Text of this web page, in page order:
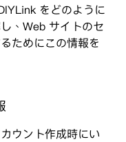
をどのように
、Web サイトのセ
ためにこの情報を
ウント作成時にい